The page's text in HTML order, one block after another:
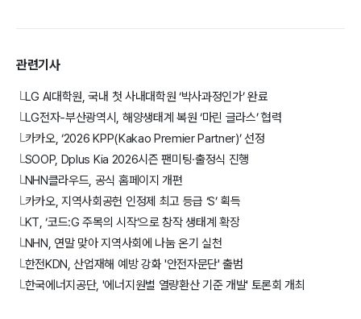
관련기사
└LG AI대학원, 국내 첫 사내대학원 ‘박사과정인가’ 완료
└LG전자-부산광역시, 해양생태계 복원 ‘마린 글라스’ 협력
└카카오, ‘2026 KPP(Kakao Premier Partner)’ 선정
└SOOP, Dplus Kia 2026시즌 팬미팅·출정식 진행
└NHN클라우드, 공식 홈페이지 개편
└카카오, 지역사회공헌 인정제 최고 등급 ‘S’ 획득
└KT, ‘코드:G 주목의 시작’으로 창작 생태계 확장
└NHN, 연말 맞아 지역사회에 나눔 온기 실천
└한전KDN, 산업재해 예방 강화 '안전자문단' 출범
└한국에너지공단, '에너지원별 열량환산 기준 개발' 토론회 개최